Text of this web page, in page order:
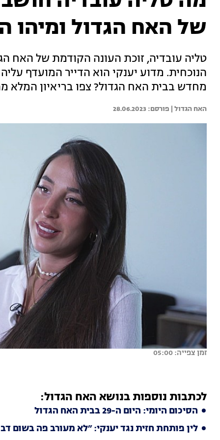
של האח הגדול ומיהו
טליה עובדיה, זוכת העונה הקודמת של האח
הנוכחית. מדוע יענקי הוא הדייר המועדף
מחדש בבית האח הגדול? צפו בריאיון המלא
האח הגדול | 28.06.2023
זמן צפייה: 05:00
לכתבות נוספות בנושא האח הגדול:
הסיכום היומי: היום ה-29 בבית האח הגדול
לין פותחת חזית נגד יענקי: ״לא מעורב פה בשום